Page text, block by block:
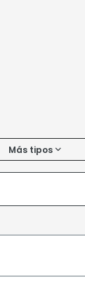
Más tipos